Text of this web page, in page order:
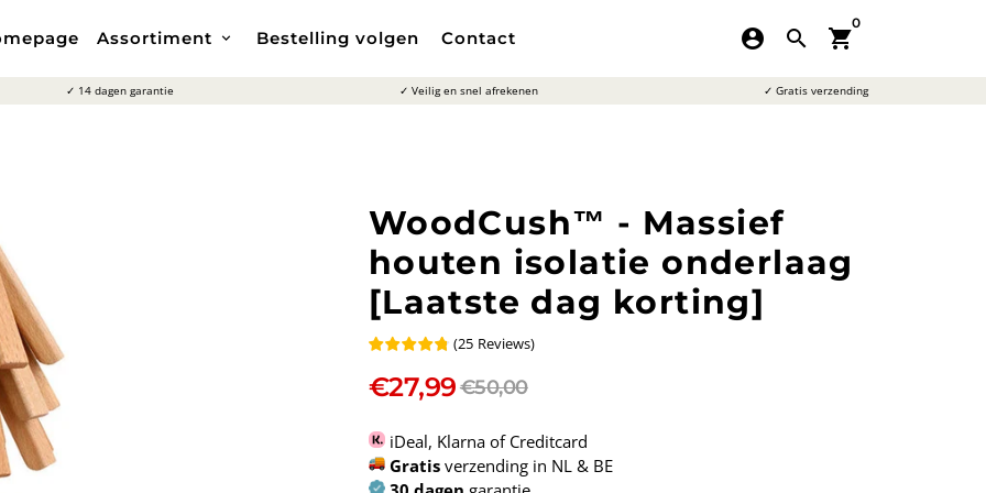
Assortiment keyboard_arrow_down Bestelling volgen Contact account_circle search shopping_cart
0
✓ 14 dagen garantie ✓ Veilig en snel afrekenen ✓ Gratis verzending
WoodCush™ - Massief
houten isolatie onderlaag
[Laatste dag korting]
(25 Reviews)
€27,99€50,00
iDeal, Klarna of Creditcard
Gratisverzending in NL & BE